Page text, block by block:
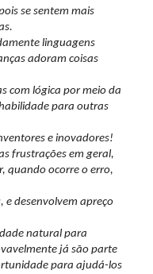
se sentem mais
linguagens
adoram coisas
com lógica por meio da
para outras
e inovadores!
frustrações em geral,
quando ocorre o erro,
e desenvolvem apreço
natural para
já são parte
para ajudá-los